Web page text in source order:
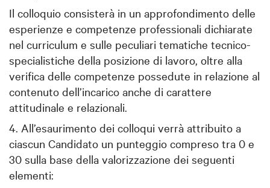
Il colloquio consisterà in un approfondimento delle
esperienze e competenze professionali dichiarate
nel curriculum e sulle peculiari tematiche tecnico-
specialistiche della posizione di lavoro, oltre alla
verifica delle competenze possedute in relazione al
contenuto dell’incarico anche di carattere
attitudinale e relazionali.
4. All’esaurimento dei colloqui verrà attribuito a
ciascun Candidato un punteggio compreso tra 0 e
30 sulla base della valorizzazione dei seguenti
elementi: